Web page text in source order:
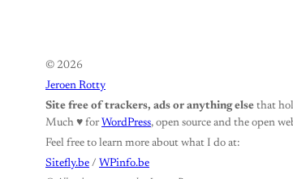
© 2026
Jeroen Rotty
Site free of trackers, ads or anything else that
Much ♥️ for WordPress, open source and the open
Feel free to learn more about what I do at:
Sitefly.be / WPinfo.be